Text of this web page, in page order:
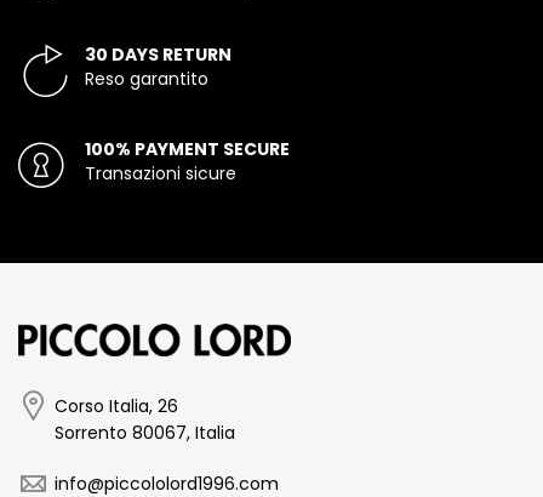
30 DAYS RETURN
Reso garantito
100% PAYMENT SECURE
Transazioni sicure
Corso Italia, 26
Sorrento 80067, Italia
info@piccololord1996.com